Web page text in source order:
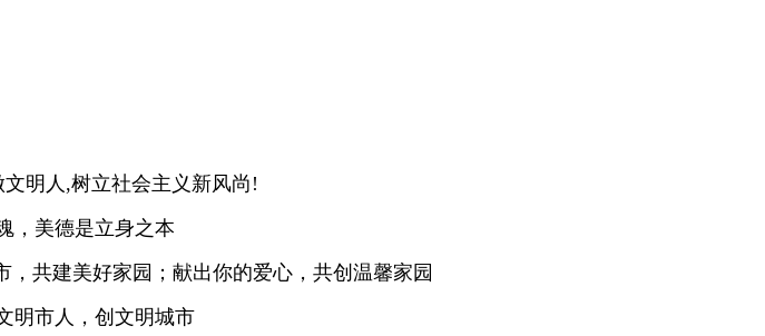
明人,树立社会主义新风尚!
，美德是立身之本
共建美好家园；献出你的爱心，共创温馨家园
明市人，创文明城市